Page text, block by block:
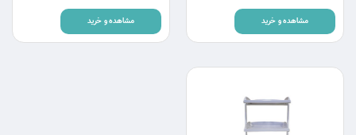
مشاهده و خرید مشاهده و خرید